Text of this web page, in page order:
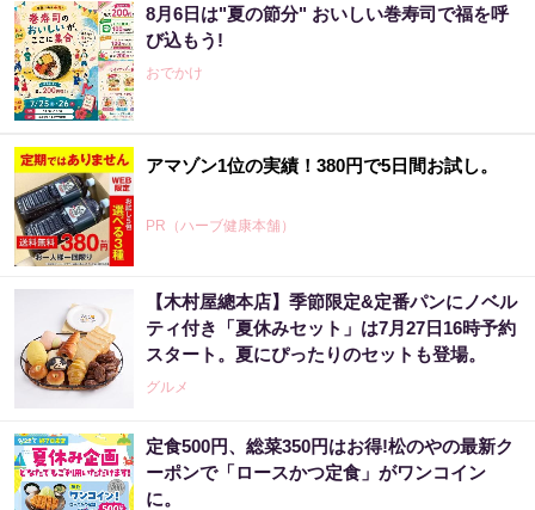
8月6日は"夏の節分" おいしい巻寿司で福を呼
び込もう!
おでかけ
アマゾン1位の実績！380円で5日間お試し。
PR（ハーブ健康本舗）
【木村屋總本店】季節限定&定番パンにノベル
ティ付き「夏休みセット」は7月27日16時予約
スタート。夏にぴったりのセットも登場。
グルメ
定食500円、総菜350円はお得!松のやの最新ク
ーポンで「ロースかつ定食」がワンコイン
に。